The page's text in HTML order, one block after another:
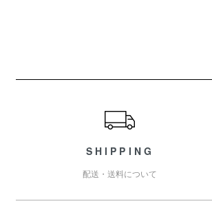
SHIPPING
配送・送料について